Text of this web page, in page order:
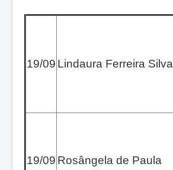
19/09 Lindaura Ferreira Silva
19/09 Rosângela de Paula